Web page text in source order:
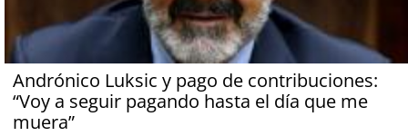
Andrónico Luksic y pago de contribuciones:
“Voy a seguir pagando hasta el día que me
muera”